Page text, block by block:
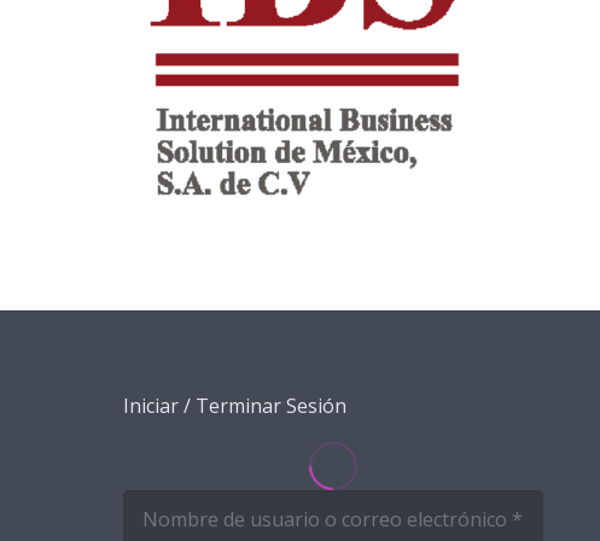
Iniciar / Terminar Sesión